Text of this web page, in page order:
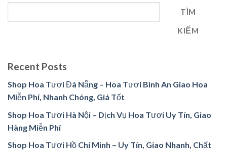
TÌM
KIẾM
Recent Posts
Shop Hoa Tươi Đà Nẵng – Hoa Tươi Bình An Giao Hoa
Miễn Phí, Nhanh Chóng, Giá Tốt
Shop Hoa Tươi Hà Nội – Dịch Vụ Hoa Tươi Uy Tín, Giao
Hàng Miễn Phí
Shop Hoa Tươi Hồ Chí Minh – Uy Tín, Giao Nhanh, Chất